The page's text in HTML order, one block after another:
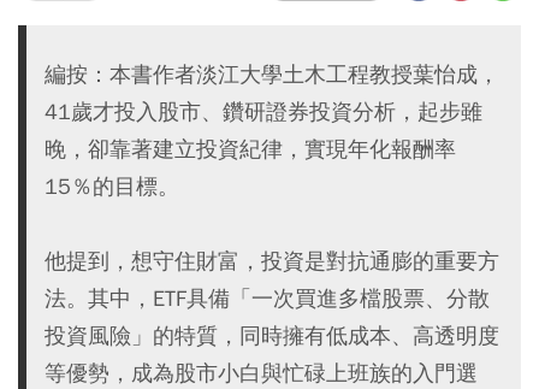
編按：本書作者淡江大學土木工程教授葉怡成，
41歲才投入股市、鑽研證券投資分析，起步雖
晚，卻靠著建立投資紀律，實現年化報酬率
15％的目標。
他提到，想守住財富，投資是對抗通膨的重要方
法。其中，ETF具備「一次買進多檔股票、分散
投資風險」的特質，同時擁有低成本、高透明度
等優勢，成為股市小白與忙碌上班族的入門選